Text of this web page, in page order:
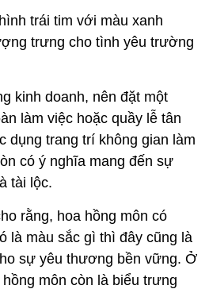
trái tim với màu xanh
trưng cho tình yêu trường
kinh doanh, nên đặt một
làm việc hoặc quầy lễ tân
dụng trang trí không gian làm
có ý nghĩa mang đến sự
tài lộc.
rằng, hoa hồng môn có
là màu sắc gì thì đây cũng là
sự yêu thương bền vững. Ở
môn còn là biểu trưng